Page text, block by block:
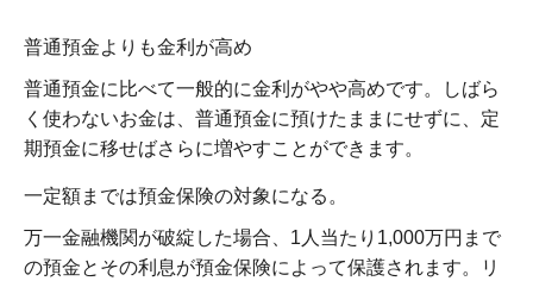
普通預金よりも金利が高め
普通預金に比べて一般的に金利がやや高めです。しばら
く使わないお金は、普通預金に預けたままにせずに、定
期預金に移せばさらに増やすことができます。
一定額までは預金保険の対象になる。
万一金融機関が破綻した場合、1人当たり1,000万円まで
の預金とその利息が預金保険によって保護されます。リ